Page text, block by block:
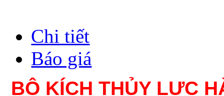
Chi tiết
Báo giá
BỘ KÍCH THỦY LỰC